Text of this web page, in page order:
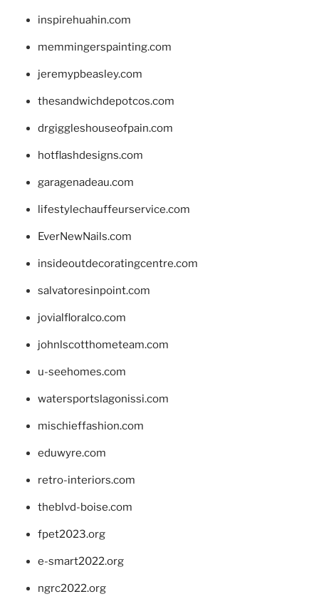
inspirehuahin.com
memmingerspainting.com
jeremypbeasley.com
thesandwichdepotcos.com
drgiggleshouseofpain.com
hotflashdesigns.com
garagenadeau.com
lifestylechauffeurservice.com
EverNewNails.com
insideoutdecoratingcentre.com
salvatoresinpoint.com
jovialfloralco.com
johnlscotthometeam.com
u-seehomes.com
watersportslagonissi.com
mischieffashion.com
eduwyre.com
retro-interiors.com
theblvd-boise.com
fpet2023.org
e-smart2022.org
ngrc2022.org